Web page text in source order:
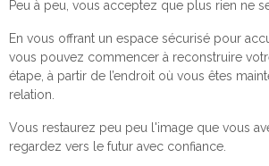
Peu à peu, vous acceptez que plus rien ne
En vous offrant un espace sécurisé pour
vous pouvez commencer à reconstruire
étape, à partir de l’endroit où vous êtes
relation.
Vous restaurez peu peu l'image que vous
regardez vers le futur avec confiance.